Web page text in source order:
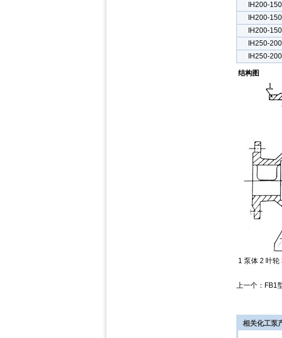
IH200-
IH200-
IH200-
IH250-
IH250-
结构图
1 泵体 2 叶
上一个： FB1
相关化工泵